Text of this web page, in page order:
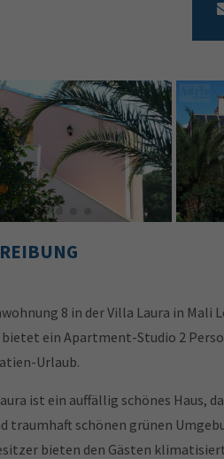
8 in der Villa Laura in Mali
bietet ein Apartment-Studio 2
Urlaub.
ist ein auffällig schönes Haus,
traumhaft schönen grünen
bieten den Gästen